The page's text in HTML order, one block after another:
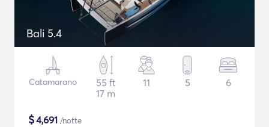
Bali 5.4
Catamarano
55 ft
17 m
11 5 6
$4,691 /notte